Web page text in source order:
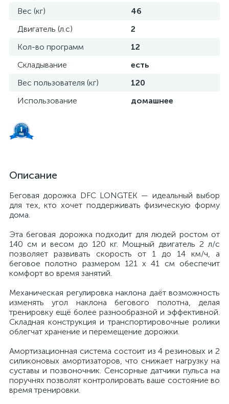
Вес (кг)
46
Двигатель (л.с)
2
Кол-во программ
12
Складывание
есть
Вес пользователя (кг)
120
Использование
домашнее
Описание
Беговая дорожка DFC LONGTEK — идеальный выбор
для тех, кто хочет поддерживать физическую форму
дома.
Эта беговая дорожка подходит для людей ростом от
140 см и весом до 120 кг. Мощный двигатель 2 л/с
позволяет развивать скорость от 1 до 14 км/ч, а
беговое полотно размером 121 x 41 см обеспечит
комфорт во время занятий.
Механическая регулировка наклона даёт возможность
изменять угол наклона бегового полотна, делая
тренировку ещё более разнообразной и эффективной.
Складная конструкция и транспортировочные ролики
облегчат хранение и перемещение дорожки.
Амортизационная система состоит из 4 резиновых и 2
силиконовых амортизаторов, что снижает нагрузку на
суставы и позвоночник. Сенсорные датчики пульса на
поручнях позволят контролировать ваше состояние во
время тренировки.